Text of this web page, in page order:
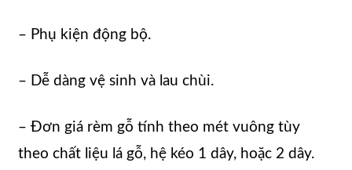
– Phụ kiện động bộ.
– Dễ dàng vệ sinh và lau chùi.
– Đơn giá rèm gỗ tính theo mét vuông tùy
theo chất liệu lá gỗ, hệ kéo 1 dây, hoặc 2 dây.